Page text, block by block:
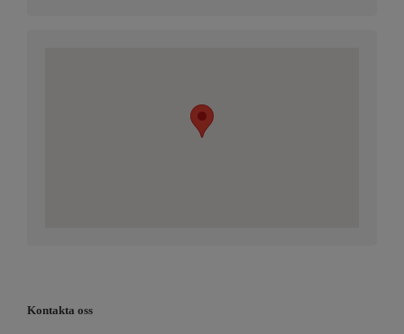
Kontakta oss